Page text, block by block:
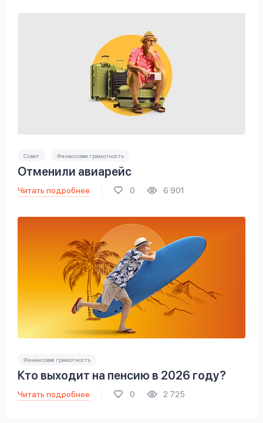
Совет Финансовая грамотность
Отменили авиарейс
Читать подробнее 0 6 901
Финансовая грамотность
Кто выходит на пенсию в 2026 году?
Читать подробнее 0 2 725